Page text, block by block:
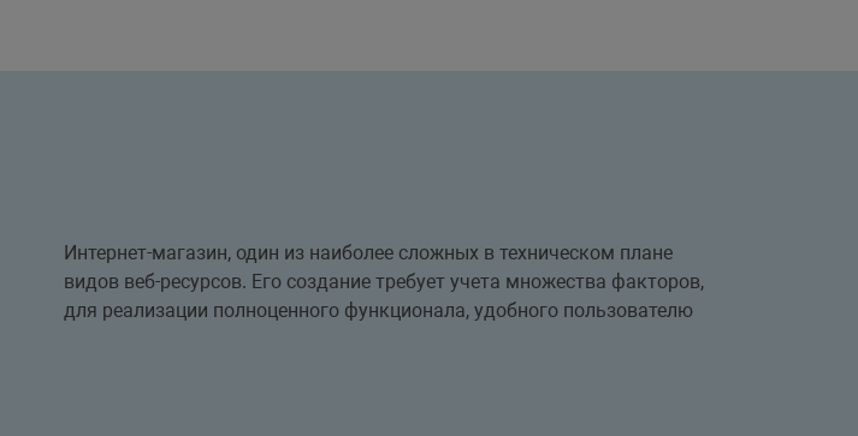
Интернет-магазин, один из наиболее сложных в техническом плане
видов веб-ресурсов. Его создание требует учета множества факторов,
для реализации полноценного функционала, удобного пользователю